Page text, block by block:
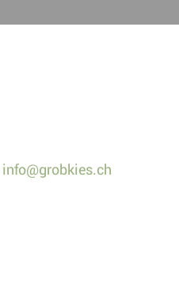
info@grobkies.ch